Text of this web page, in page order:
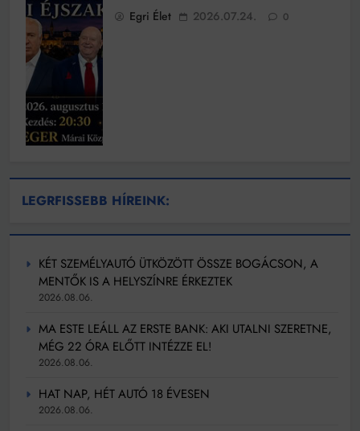
Egri Élet 2026.07.24. 0
LEGRFISSEBB HÍREINK:
KÉT SZEMÉLYAUTÓ ÜTKÖZÖTT ÖSSZE BOGÁCSON, A
MENTŐK IS A HELYSZÍNRE ÉRKEZTEK
2026.08.06.
MA ESTE LEÁLL AZ ERSTE BANK: AKI UTALNI SZERETNE,
MÉG 22 ÓRA ELŐTT INTÉZZE EL!
2026.08.06.
HAT NAP, HÉT AUTÓ 18 ÉVESEN
2026.08.06.